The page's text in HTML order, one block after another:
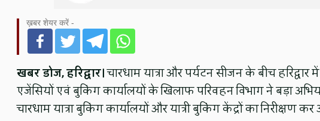
ख़बर शेयर करें -
खबर डोज, हरिद्वार।चारधाम यात्रा और पर्यटन सीजन के बीच
एजेंसियों एवं बुकिंग कार्यालयों के खिलाफ परिवहन विभाग ने बड़ा
चारधाम यात्रा बुकिंग कार्यालयों और यात्री बुकिंग केंद्रों का